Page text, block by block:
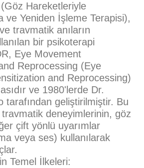
(Göz Hareketleriyle
ve Yeniden İşleme Terapisi),
travmatik anıların
bir psikoterapi
Eye Movement
Reprocessing (Eye
and Reprocessing)
ve 1980'lerde Dr.
tarafından geliştirilmiştir. Bu
deneyimlerinin, göz
çift yönlü uyarımlar
veya ses) kullanılarak
Temel İlkeleri: